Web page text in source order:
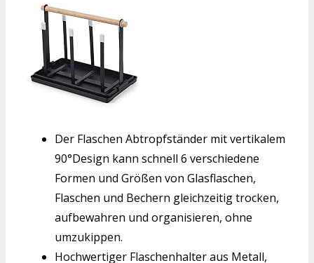
Der Flaschen Abtropfständer mit vertikalem
90°Design kann schnell 6 verschiedene
Formen und Größen von Glasflaschen,
Flaschen und Bechern gleichzeitig trocken,
aufbewahren und organisieren, ohne
umzukippen.
Hochwertiger Flaschenhalter aus Metall,